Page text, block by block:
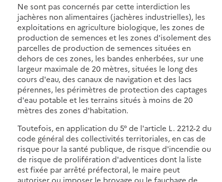
Ne sont pas concernés par cette interdiction les
jachères non alimentaires (jachères industrielles), les
exploitations en agriculture biologique, les zones de
production de semences et les zones d'isolement des
parcelles de production de semences situées en
dehors de ces zones, les bandes enherbées, sur une
largeur maximale de 20 mètres, situées le long des
cours d'eau, des canaux de navigation et des lacs
pérennes, les périmètres de protection des captages
d'eau potable et les terrains situés à moins de 20
mètres des zones d'habitation.
Toutefois, en application du 5° de l'article L. 2212-2 du
code général des collectivités territoriales, en cas de
risque pour la santé publique, de risque d'incendie ou
de risque de prolifération d'adventices dont la liste
est fixée par arrêté préfectoral, le maire peut
autoriser ou imposer le broyage ou le fauchage de